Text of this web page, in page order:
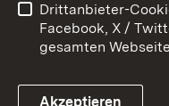
Impressum
Drittanbieter-
Facebook, X /
gesamten
Akzeptieren